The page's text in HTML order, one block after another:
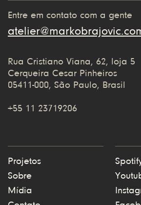
Entre em contato com a gente
Rua Cristiano Viana, 62, loja 5
Cerqueira Cesar Pinheiros
05411-000, São Paulo, Brasil
+55 11 23719206
Projetos
Sobre
Mídia